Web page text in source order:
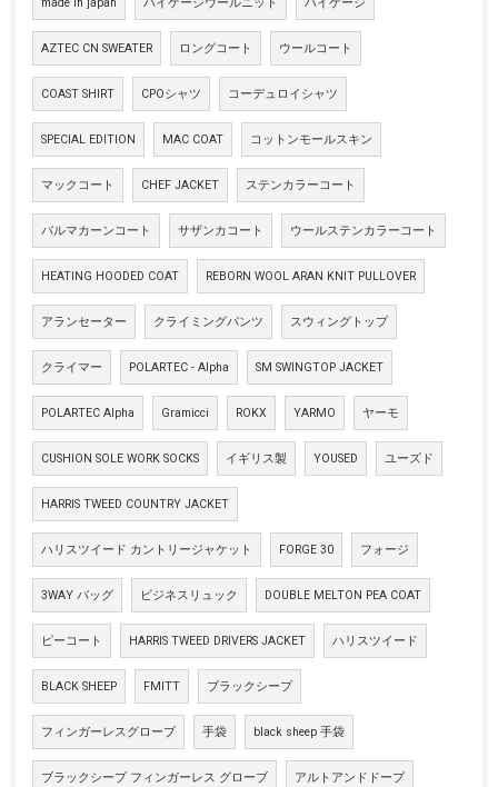
AZTEC CN SWEATER ロングコート ウールコート
COAST SHIRT CPOシャツ コーデュロイシャツ
SPECIAL EDITION MAC COAT コットンモールスキン
マックコート CHEF JACKET ステンカラーコート
バルマカーンコート サザンカコート ウールステンカラーコート
HEATING HOODED COAT REBORN WOOL ARAN KNIT PULLOVER
アランセーター クライミングパンツ スウィングトップ
クライマー POLARTEC - Alpha SM SWINGTOP JACKET
POLARTEC Alpha Gramicci ROKX YARMO ヤーモ
CUSHION SOLE WORK SOCKS イギリス製 YOUSED ユーズド
HARRIS TWEED COUNTRY JACKET
ハリスツイード カントリージャケット FORGE 30 フォージ
3WAY バッグ ビジネスリュック DOUBLE MELTON PEA COAT
ピーコート HARRIS TWEED DRIVERS JACKET ハリスツイード
BLACK SHEEP FMITT ブラックシープ
フィンガーレスグローブ 手袋 black sheep 手袋
ブラックシープ フィンガーレス グローブ アルトアンドドープ